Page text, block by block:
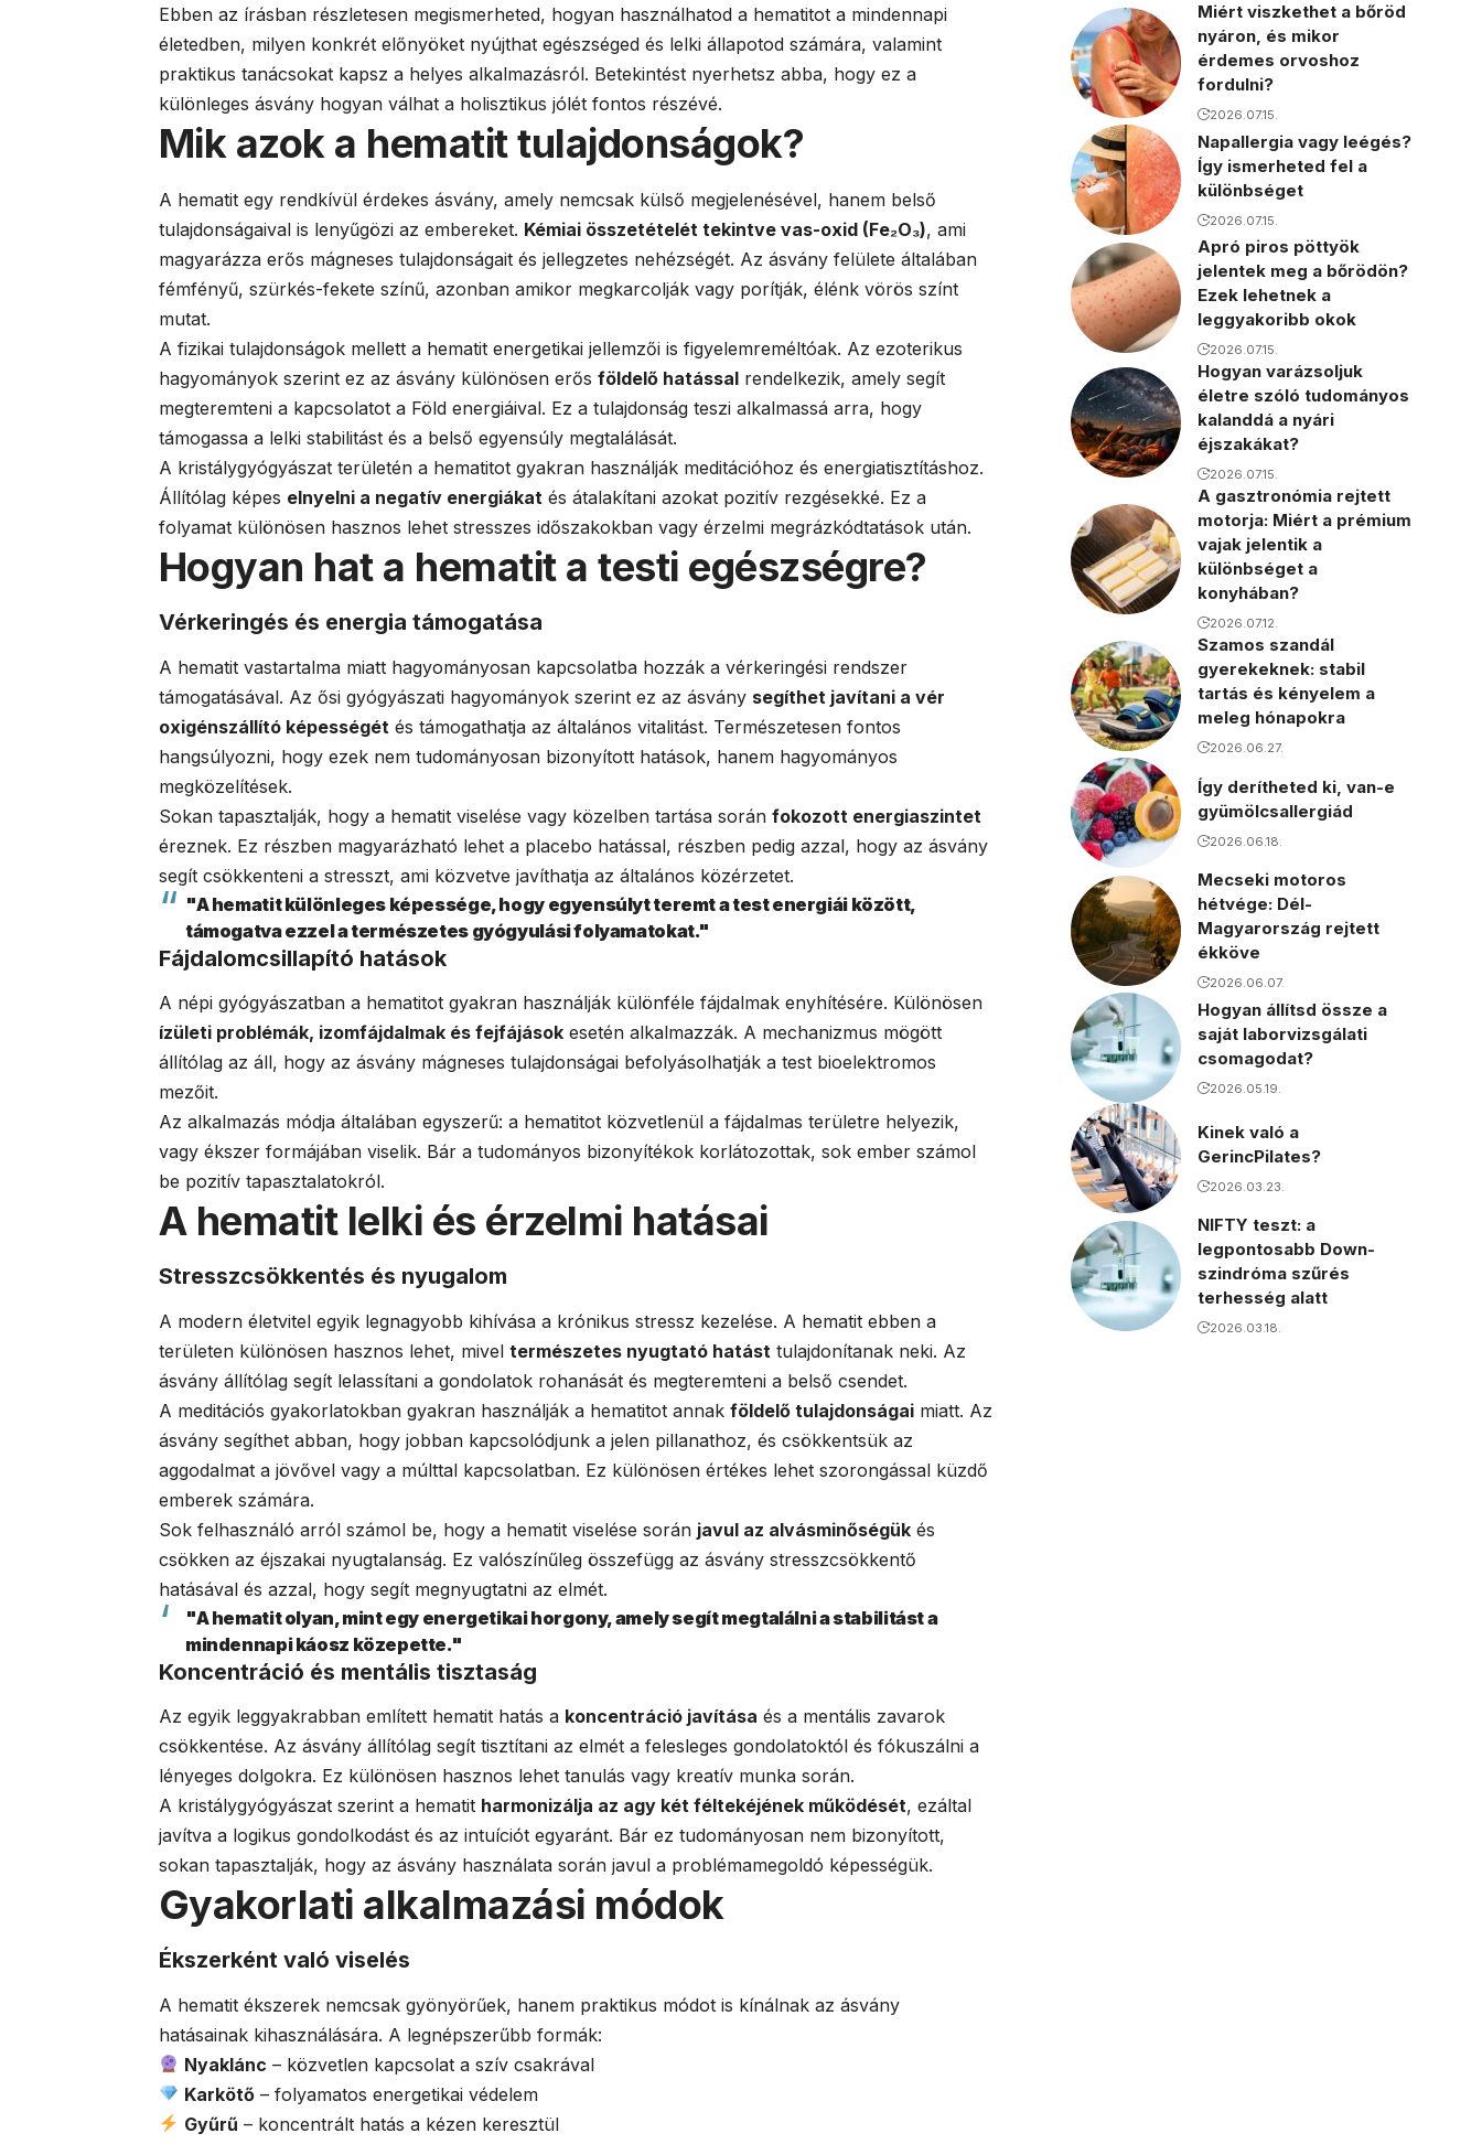
Ebben az írásban részletesen megismerheted, hogyan használhatod a hematitot a mindennapi
életedben, milyen konkrét előnyöket nyújthat egészséged és lelki állapotod számára, valamint
praktikus tanácsokat kapsz a helyes alkalmazásról. Betekintést nyerhetsz abba, hogy ez a
különleges ásvány hogyan válhat a holisztikus jólét fontos részévé.
Mik azok a hematit tulajdonságok?
A hematit egy rendkívül érdekes ásvány, amely nemcsak külső megjelenésével, hanem belső
tulajdonságaival is lenyűgözi az embereket. Kémiai összetételét tekintve vas-oxid (Fe₂O₃), ami
magyarázza erős mágneses tulajdonságait és jellegzetes nehézségét. Az ásvány felülete általában
fémfényű, szürkés-fekete színű, azonban amikor megkarcolják vagy porítják, élénk vörös színt
mutat.
A fizikai tulajdonságok mellett a hematit energetikai jellemzői is figyelemreméltóak. Az ezoterikus
hagyományok szerint ez az ásvány különösen erős földelő hatással rendelkezik, amely segít
megteremteni a kapcsolatot a Föld energiáival. Ez a tulajdonság teszi alkalmassá arra, hogy
támogassa a lelki stabilitást és a belső egyensúly megtalálását.
A kristálygyógyászat területén a hematitot gyakran használják meditációhoz és energiatisztításhoz.
Állítólag képes elnyelni a negatív energiákat és átalakítani azokat pozitív rezgésekké. Ez a
folyamat különösen hasznos lehet stresszes időszakokban vagy érzelmi megrázkódtatások után.
Hogyan hat a hematit a testi egészségre?
Vérkeringés és energia támogatása
A hematit vastartalma miatt hagyományosan kapcsolatba hozzák a vérkeringési rendszer
támogatásával. Az ősi gyógyászati hagyományok szerint ez az ásvány segíthet javítani a vér
oxigénszállító képességét és támogathatja az általános vitalitást. Természetesen fontos
hangsúlyozni, hogy ezek nem tudományosan bizonyított hatások, hanem hagyományos
megközelítések.
Sokan tapasztalják, hogy a hematit viselése vagy közelben tartása során fokozott energiaszintet
éreznek. Ez részben magyarázható lehet a placebo hatással, részben pedig azzal, hogy az ásvány
segít csökkenteni a stresszt, ami közvetve javíthatja az általános közérzetet.
"A hematit különleges képessége, hogy egyensúlyt teremt a test energiái között,
támogatva ezzel a természetes gyógyulási folyamatokat."
Fájdalomcsillapító hatások
A népi gyógyászatban a hematitot gyakran használják különféle fájdalmak enyhítésére. Különösen
ízületi problémák, izomfájdalmak és fejfájások esetén alkalmazzák. A mechanizmus mögött
állítólag az áll, hogy az ásvány mágneses tulajdonságai befolyásolhatják a test bioelektromos
mezőit.
Az alkalmazás módja általában egyszerű: a hematitot közvetlenül a fájdalmas területre helyezik,
vagy ékszer formájában viselik. Bár a tudományos bizonyítékok korlátozottak, sok ember számol
be pozitív tapasztalatokról.
A hematit lelki és érzelmi hatásai
Stresszcsökkentés és nyugalom
A modern életvitel egyik legnagyobb kihívása a krónikus stressz kezelése. A hematit ebben a
területen különösen hasznos lehet, mivel természetes nyugtató hatást tulajdonítanak neki. Az
ásvány állítólag segít lelassítani a gondolatok rohanását és megteremteni a belső csendet.
A meditációs gyakorlatokban gyakran használják a hematitot annak földelő tulajdonságai miatt. Az
ásvány segíthet abban, hogy jobban kapcsolódjunk a jelen pillanathoz, és csökkentsük az
aggodalmat a jövővel vagy a múlttal kapcsolatban. Ez különösen értékes lehet szorongással küzdő
emberek számára.
Sok felhasználó arról számol be, hogy a hematit viselése során javul az alvásminőségük és
csökken az éjszakai nyugtalanság. Ez valószínűleg összefügg az ásvány stresszcsökkentő
hatásával és azzal, hogy segít megnyugtatni az elmét.
"A hematit olyan, mint egy energetikai horgony, amely segít megtalálni a stabilitást a
mindennapi káosz közepette."
Koncentráció és mentális tisztaság
Az egyik leggyakrabban említett hematit hatás a koncentráció javítása és a mentális zavarok
csökkentése. Az ásvány állítólag segít tisztítani az elmét a felesleges gondolatoktól és fókuszálni a
lényeges dolgokra. Ez különösen hasznos lehet tanulás vagy kreatív munka során.
A kristálygyógyászat szerint a hematit harmonizálja az agy két féltekéjének működését, ezáltal
javítva a logikus gondolkodást és az intuíciót egyaránt. Bár ez tudományosan nem bizonyított,
sokan tapasztalják, hogy az ásvány használata során javul a problémamegoldó képességük.
Gyakorlati alkalmazási módok
Ékszerként való viselés
A hematit ékszerek nemcsak gyönyörűek, hanem praktikus módot is kínálnak az ásvány
hatásainak kihasználására. A legnépszerűbb formák:
Nyaklánc – közvetlen kapcsolat a szív csakrával
Karkötő – folyamatos energetikai védelem
Gyűrű – koncentrált hatás a kézen keresztül
Miért viszkethet a bőröd
nyáron, és mikor
érdemes orvoshoz
fordulni?
2026.07.15.
Napallergia vagy leégés?
Így ismerheted fel a
különbséget
2026.07.15.
Apró piros pöttyök
jelentek meg a bőrödön?
Ezek lehetnek a
leggyakoribb okok
2026.07.15.
Hogyan varázsoljuk
életre szóló tudományos
kalanddá a nyári
éjszakákat?
2026.07.15.
A gasztronómia rejtett
motorja: Miért a prémium
vajak jelentik a
különbséget a
konyhában?
2026.07.12.
Szamos szandál
gyerekeknek: stabil
tartás és kényelem a
meleg hónapokra
2026.06.27.
Így derítheted ki, van-e
gyümölcsallergiád
2026.06.18.
Mecseki motoros
hétvége: Dél-
Magyarország rejtett
ékköve
2026.06.07.
Hogyan állítsd össze a
saját laborvizsgálati
csomagodat?
2026.05.19.
Kinek való a
GerincPilates?
2026.03.23.
NIFTY teszt: a
legpontosabb Down-
szindróma szűrés
terhesség alatt
2026.03.18.